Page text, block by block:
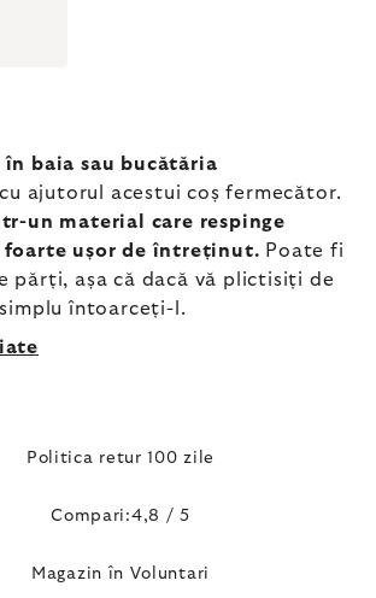
baia sau bucătăria
cu ajutorul acestui coș fermecător.
un material care respinge
foarte ușor de întreținut. Poate fi
părți, așa că dacă vă plictisiți de
întoarceți-l.
Politica retur 100 zile
Compari:4,8 / 5
Magazin în Voluntari